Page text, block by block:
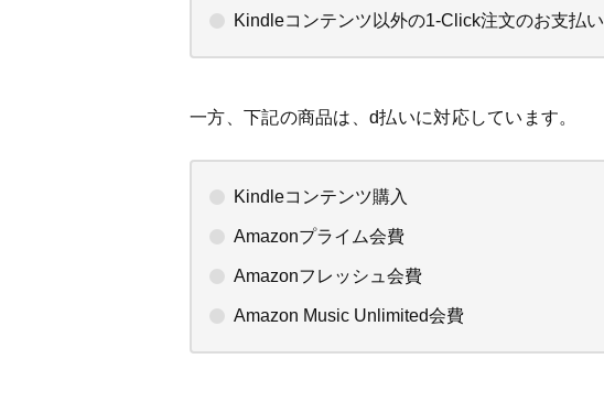
Kindleコンテンツ以外の1-Click注文のお支払い
一方、下記の商品は、d払いに対応しています。
Kindleコンテンツ購入
Amazonプライム会費
Amazonフレッシュ会費
Amazon Music Unlimited会費